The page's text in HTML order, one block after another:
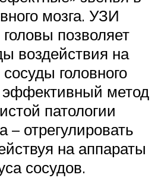
мозга. УЗИ
позволяет
воздействия на
головного
метод
патологии
– отрегулировать
на аппараты
сосудов.